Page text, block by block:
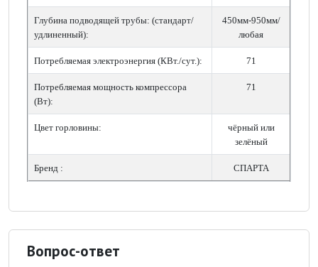
Глубина подводящей трубы: (стандарт/
удлиненный):
450мм-950мм/
любая
Потребляемая электроэнергия (КВт./сут.): 71
Потребляемая мощность компрессора
(Вт):
71
Цвет горловины:
чёрный или
зелёный
Бренд : СПАРТА
Вопрос-ответ